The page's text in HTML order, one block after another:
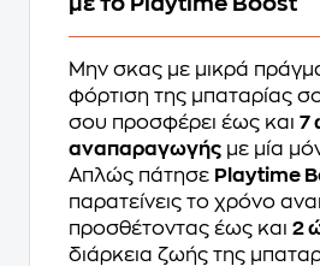
Μην σκας με μικρά
φόρτιση της μπαταρίας
σου προσφέρει έως και 7
αναπαραγωγής με μία
Απλώς πάτησε Playtime
παρατείνεις το χρόνο
προσθέτοντας έως και 2
διάρκεια ζωής της